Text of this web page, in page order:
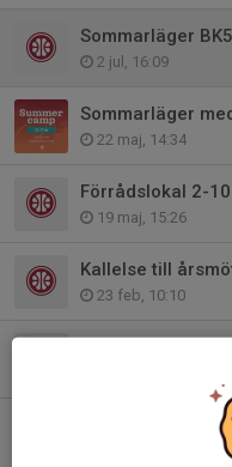
Sommarläger
2 jul, 16:09
Sommarläger
22 maj, 14:34
Förrådslokal 2-
19 maj, 15:26
Kallelse till
23 feb, 10:10